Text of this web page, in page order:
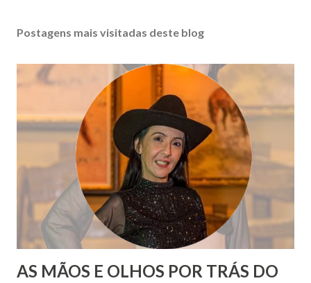
Postagens mais visitadas deste blog
AS MÃOS E OLHOS POR TRÁS DO